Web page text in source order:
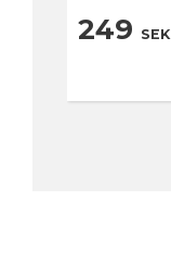
249 SEK